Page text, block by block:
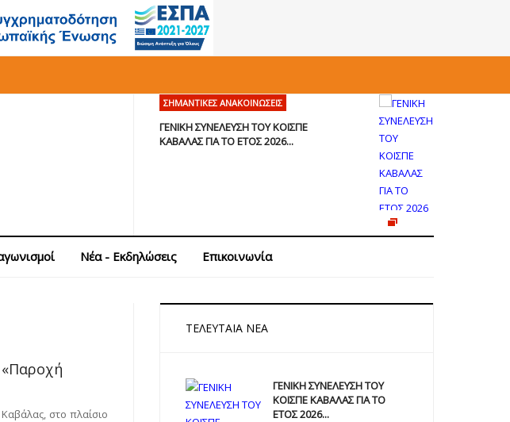
ΣΗΜΑΝΤΙΚΈΣ ΑΝΑΚΟΙΝΏΣΕΙΣ
ΓΕΝΙΚΗ ΣΥΝΕΛΕΥΣΗ ΤΟΥ ΚΟΙΣΠΕ
ΚΑΒΑΛΑΣ ΓΙΑ ΤΟ ΕΤΟΣ 2026...
Νέα - Εκδηλώσεις Επικοινωνία
«Παροχή
στο πλαίσιο
ΤΕΛΕΥΤΑΊΑ ΝΈΑ
ΓΕΝΙΚΗ ΣΥΝΕΛΕΥΣΗ ΤΟΥ
ΚΟΙΣΠΕ ΚΑΒΑΛΑΣ ΓΙΑ ΤΟ
ΕΤΟΣ 2026...